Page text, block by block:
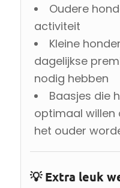
Oudere
activiteit
Kleine
dagelijkse
nodig hebben
Baasjes die
optimaal willen
het ouder
💡 Extra leuk